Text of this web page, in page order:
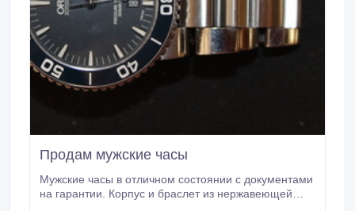
Продам мужские часы
Мужские часы в отличном состоянии с документами
на гарантии. Корпус и браслет из нержавеющей